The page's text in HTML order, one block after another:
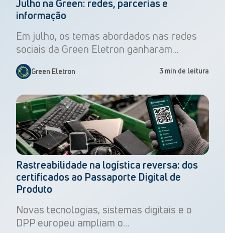
Julho na Green: redes, parcerias e
informação
Em julho, os temas abordados nas redes
sociais da Green Eletron ganharam…
Green Eletron 3 min de leitura
Rastreabilidade na logística reversa: dos
certificados ao Passaporte Digital de
Produto
Novas tecnologias, sistemas digitais e o
DPP europeu ampliam o…